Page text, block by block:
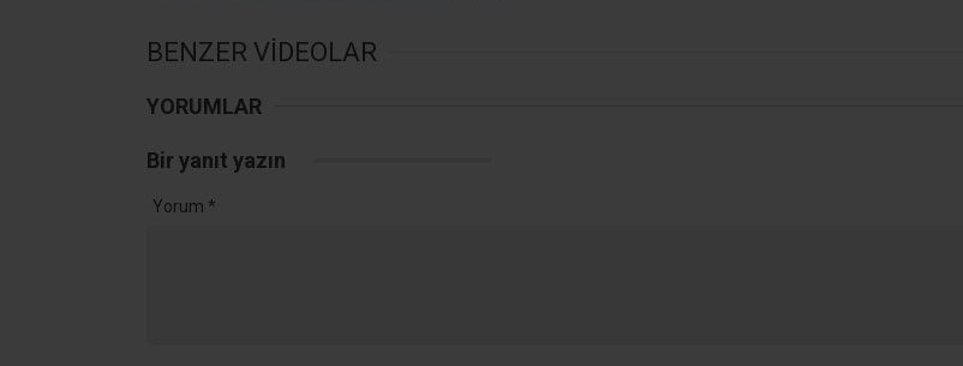
BENZER VİDEOLAR
YORUMLAR
Bir yanıt yazın
Yorum *